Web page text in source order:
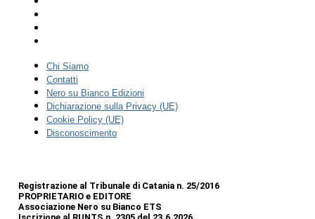
Chi Siamo
Contatti
Nero su Bianco Edizioni
Dichiarazione sulla Privacy (UE)
Cookie Policy (UE)
Disconoscimento
Registrazione al Tribunale di Catania n. 25/2016
PROPRIETARIO e EDITORE
Associazione Nero su Bianco ETS